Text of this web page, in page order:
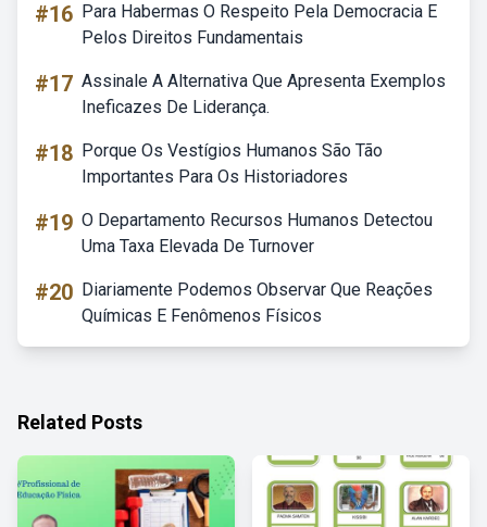
#16 Para Habermas O Respeito Pela Democracia E
Pelos Direitos Fundamentais
#17 Assinale A Alternativa Que Apresenta Exemplos
Ineficazes De Liderança.
#18 Porque Os Vestígios Humanos São Tão
Importantes Para Os Historiadores
#19 O Departamento Recursos Humanos Detectou
Uma Taxa Elevada De Turnover
#20 Diariamente Podemos Observar Que Reações
Químicas E Fenômenos Físicos
Related Posts